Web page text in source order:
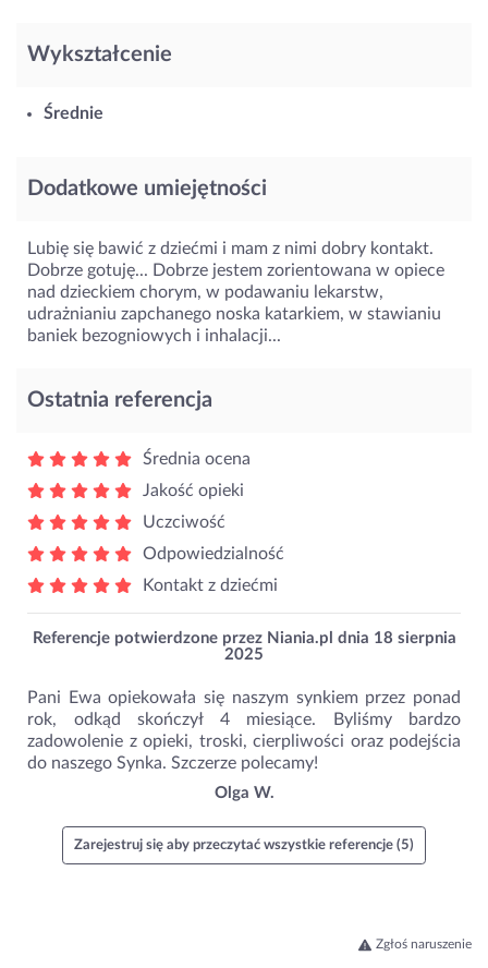
Wykształcenie
Średnie
Dodatkowe umiejętności
Lubię się bawić z dziećmi i mam z nimi dobry kontakt.
Dobrze gotuję... Dobrze jestem zorientowana w opiece
nad dzieckiem chorym, w podawaniu lekarstw,
udrażnianiu zapchanego noska katarkiem, w stawianiu
baniek bezogniowych i inhalacji...
Ostatnia referencja
Średnia ocena
Jakość opieki
Uczciwość
Odpowiedzialność
Kontakt z dziećmi
Referencje potwierdzone przez Niania.pl dnia 18 sierpnia
2025
Pani Ewa opiekowała się naszym synkiem przez ponad
rok, odkąd skończył 4 miesiące. Byliśmy bardzo
zadowolenie z opieki, troski, cierpliwości oraz podejścia
do naszego Synka. Szczerze polecamy!
Olga W.
Zarejestruj się aby przeczytać wszystkie referencje (5)
Zgłoś naruszenie